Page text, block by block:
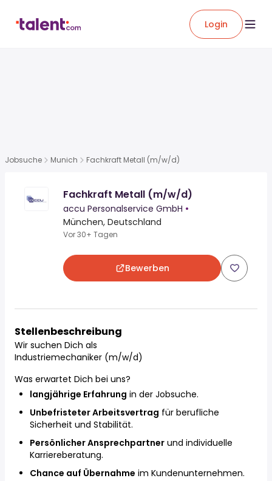
Login
Jobsuche Munich Fachkraft Metall (m/w/d)
Fachkraft Metall (m/w/d)
accu Personalservice GmbH •
München, Deutschland
Vor 30+ Tagen
Bewerben
Stellenbeschreibung
Wir suchen Dich als
Industriemechaniker (m/w/d)
Was erwartet Dich bei uns?
langjährige Erfahrung in der Jobsuche.
Unbefristeter Arbeitsvertrag für berufliche
Sicherheit und Stabilität.
Persönlicher Ansprechpartner und individuelle
Karriereberatung.
Chance auf Übernahme im Kundenunternehmen.